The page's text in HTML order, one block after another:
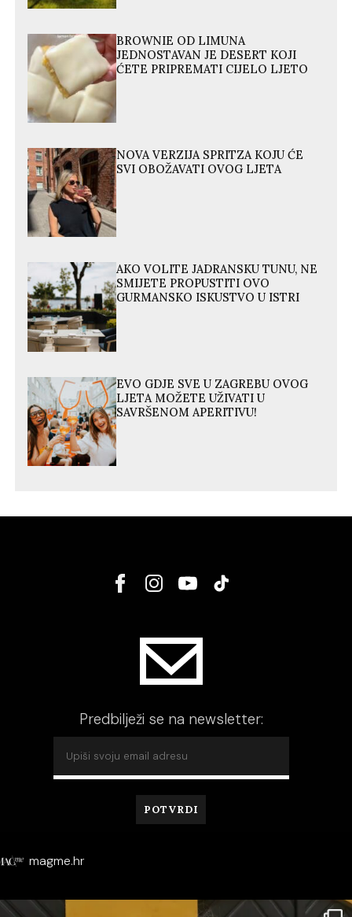
BROWNIE OD LIMUNA
JEDNOSTAVAN JE DESERT KOJI
ĆETE PRIPREMATI CIJELO LJETO
NOVA VERZIJA SPRITZA KOJU ĆE
SVI OBOŽAVATI OVOG LJETA
AKO VOLITE JADRANSKU TUNU, NE
SMIJETE PROPUSTITI OVO
GURMANSKO ISKUSTVO U ISTRI
EVO GDJE SVE U ZAGREBU OVOG
LJETA MOŽETE UŽIVATI U
SAVRŠENOM APERITIVU!
Predbilježi se na newsletter:
magme.hr